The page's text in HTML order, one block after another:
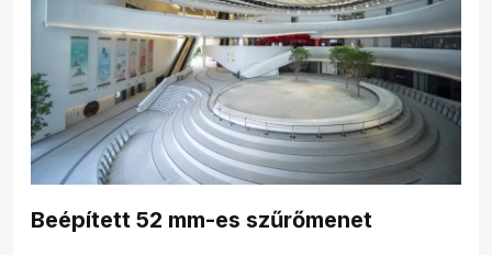
Beépített 52 mm-es szűrőmenet